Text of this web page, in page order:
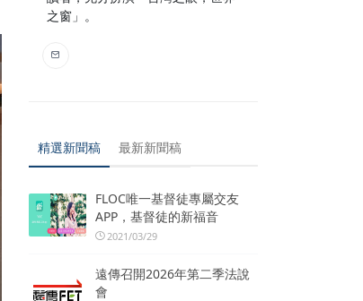
之窗」。
精選新聞稿 最新新聞稿
FLOC唯一基督徒專屬交友
APP，基督徒的新福音
2021/03/29
遠傳召開2026年第二季法說
會